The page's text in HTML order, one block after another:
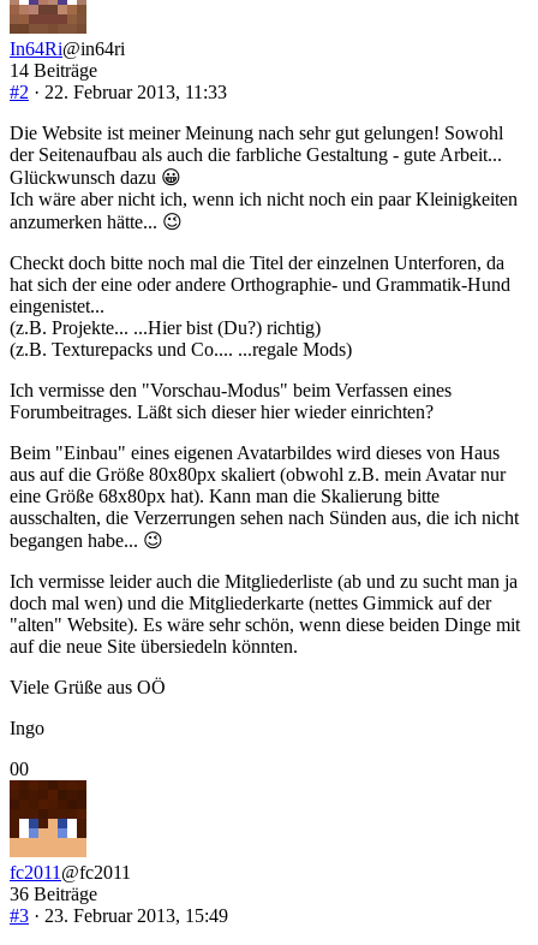
nach
unten.
nach
oben.
In64Ri@in64ri
14 Beiträge
#2 · 22. Februar 2013, 11:33
Die Website ist meiner Meinung nach sehr gut gelungen! Sowohl
der Seitenaufbau als auch die farbliche Gestaltung - gute Arbeit...
Glückwunsch dazu 😀
Ich wäre aber nicht ich, wenn ich nicht noch ein paar Kleinigkeiten
anzumerken hätte... 😉
Checkt doch bitte noch mal die Titel der einzelnen Unterforen, da
hat sich der eine oder andere Orthographie- und Grammatik-Hund
eingenistet...
(z.B. Projekte... ...Hier bist (Du?) richtig)
(z.B. Texturepacks und Co.... ...regale Mods)
Ich vermisse den "Vorschau-Modus" beim Verfassen eines
Forumbeitrages. Läßt sich dieser hier wieder einrichten?
Beim "Einbau" eines eigenen Avatarbildes wird dieses von Haus
aus auf die Größe 80x80px skaliert (obwohl z.B. mein Avatar nur
eine Größe 68x80px hat). Kann man die Skalierung bitte
ausschalten, die Verzerrungen sehen nach Sünden aus, die ich nicht
begangen habe... 😉
Ich vermisse leider auch die Mitgliederliste (ab und zu sucht man ja
doch mal wen) und die Mitgliederkarte (nettes Gimmick auf der
"alten" Website). Es wäre sehr schön, wenn diese beiden Dinge mit
auf die neue Site übersiedeln könnten.
Viele Grüße aus OÖ
Ingo
Anklicken
nach
unten.
0Anklicken
nach
oben.
0
fc2011 @fc2011
36 Beiträge
#3 · 23. Februar 2013, 15:49